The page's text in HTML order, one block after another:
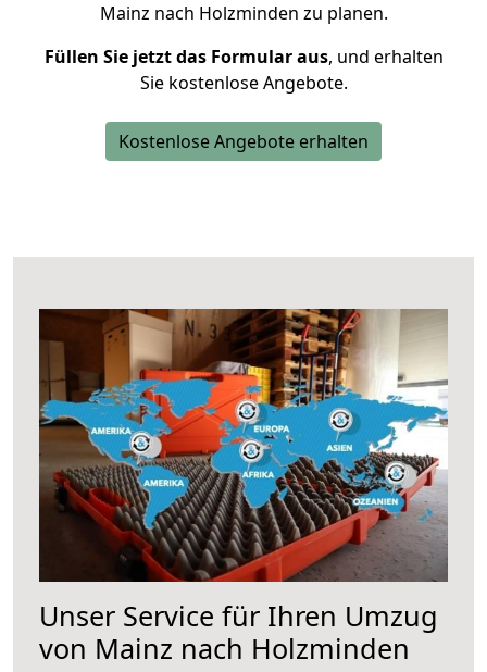
Mainz nach Holzminden zu planen.
Füllen Sie jetzt das Formular aus, und erhalten
Sie kostenlose Angebote.
Kostenlose Angebote erhalten
Unser Service für Ihren Umzug
von Mainz nach Holzminden